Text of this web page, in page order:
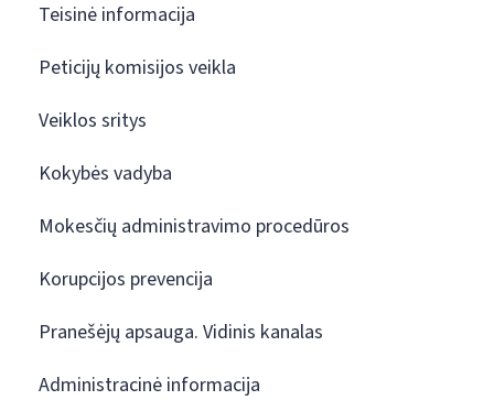
Teisinė informacija
Peticijų komisijos veikla
Veiklos sritys
Kokybės vadyba
Mokesčių administravimo procedūros
Korupcijos prevencija
Pranešėjų apsauga. Vidinis kanalas
Administracinė informacija